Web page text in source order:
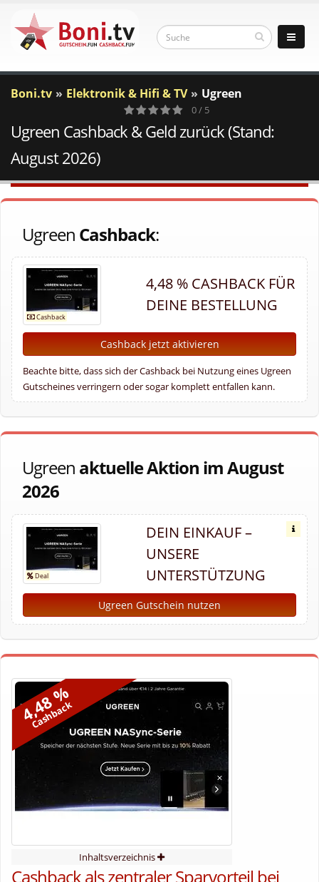
Boni.tv Elektronik & Hifi & TV Ugreen
0Votes
0 / 5
Ugreen Cashback & Geld zurück (Stand:
August 2026)
Ugreen Cashback:
4,48 % CASHBACK FÜR
DEINE BESTELLUNG
Cashback jetzt aktivieren
Beachte bitte, dass sich der Cashback bei Nutzung eines Ugreen
Gutscheines verringern oder sogar komplett entfallen kann.
Ugreen aktuelle Aktion im August
2026
DEIN EINKAUF –
UNSERE
UNTERSTÜTZUNG
Ugreen Gutschein nutzen
4,48 %
Cashback
Inhaltsverzeichnis
Cashback als zentraler Sparvorteil bei